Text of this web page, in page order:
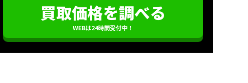
買取価格を調べる
WEBは24時間受付中！